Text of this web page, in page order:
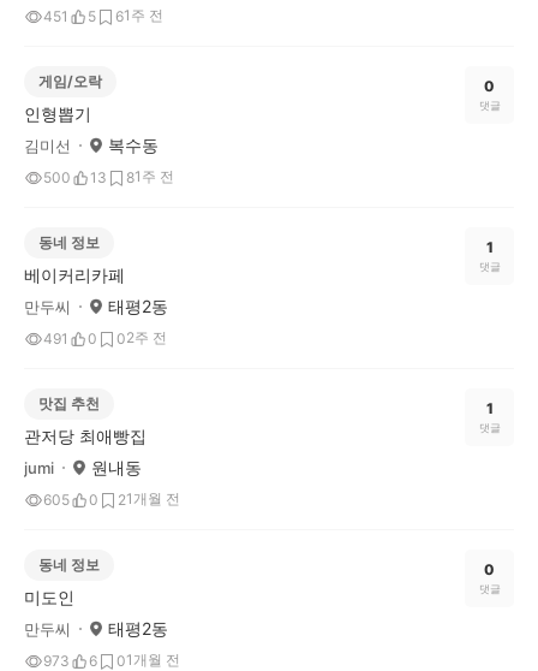
451 5 61주 전
게임/오락
인형뽑기
김미선 복수동
500 13 81주 전
0
댓글
동네 정보
베이커리카페
만두씨 태평2동
491 0 02주 전
1
댓글
맛집 추천
관저당 최애빵집
jumi 원내동
605 0 21개월 전
1
댓글
동네 정보
미도인
만두씨 태평2동
973 6 01개월 전
0
댓글